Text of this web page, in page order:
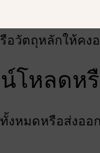
ปรุงคำสั่งของ
อวัตถุหลักให้คง
โหลดห
หมดหรือส่งออ